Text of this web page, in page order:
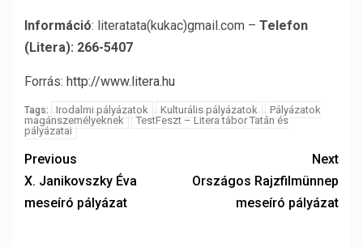
Információ: literatata(kukac)gmail.com – Telefon
(Litera): 266-5407
Forrás: http://www.litera.hu
Tags: Irodalmi pályázatok Kulturális pályázatok
Pályázatok
magánszemélyeknek
TestFeszt – Litera tábor Tatán és
pályázatai
Previous
X. Janikovszky Éva
meseíró pályázat
Next
Országos Rajzfilmünnep
meseíró pályázat